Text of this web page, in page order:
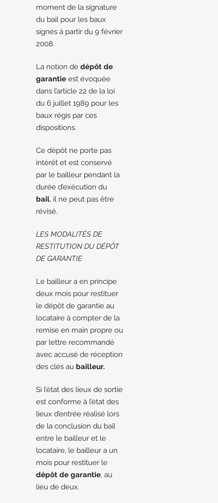
moment de la signature
du bail pour les baux
signés à partir du 9 février
2008.
La notion de dépôt de
garantie est évoquée
dans l’article 22 de la loi
du 6 juillet 1989 pour les
baux régis par ces
dispositions.
Ce dépôt ne porte pas
intérêt et est conservé
par le bailleur pendant la
durée d’exécution du
bail, il ne peut pas être
révisé.
LES MODALITÉS DE
RESTITUTION DU DÉPÔT
DE GARANTIE
Le bailleur a en principe
deux mois pour restituer
le dépôt de garantie au
locataire à compter de la
remise en main propre ou
par lettre recommandé
avec accusé de réception
des clés au bailleur.
Si l’état des lieux de sortie
est conforme à l’état des
lieux d’entrée réalisé lors
de la conclusion du bail
entre le bailleur et le
locataire, le bailleur a un
mois pour restituer le
dépôt de garantie, au
lieu de deux.